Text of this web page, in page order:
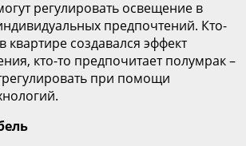
регулировать освещение в
предпочтений. Кто-
квартире создавался эффект
кто-то предпочитает полумрак –
при помощи